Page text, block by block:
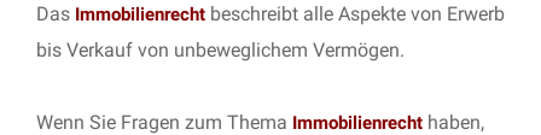
Das Immobilienrecht beschreibt alle Aspekte von Erwerb
bis Verkauf von unbeweglichem Vermögen.
Wenn Sie Fragen zum Thema Immobilienrecht haben,